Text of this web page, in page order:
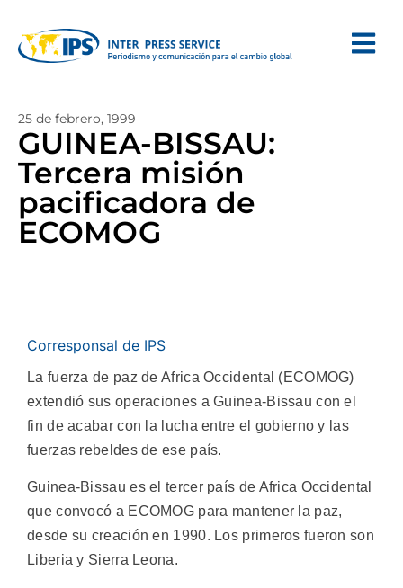
25 de febrero, 1999
GUINEA-BISSAU:
Tercera misión
pacificadora de
ECOMOG
Corresponsal de IPS
La fuerza de paz de Africa Occidental (ECOMOG)
extendió sus operaciones a Guinea-Bissau con el
fin de acabar con la lucha entre el gobierno y las
fuerzas rebeldes de ese país.
Guinea-Bissau es el tercer país de Africa Occidental
que convocó a ECOMOG para mantener la paz,
desde su creación en 1990. Los primeros fueron son
Liberia y Sierra Leona.